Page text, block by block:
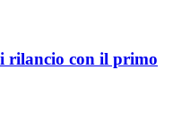
rilancio con il primo